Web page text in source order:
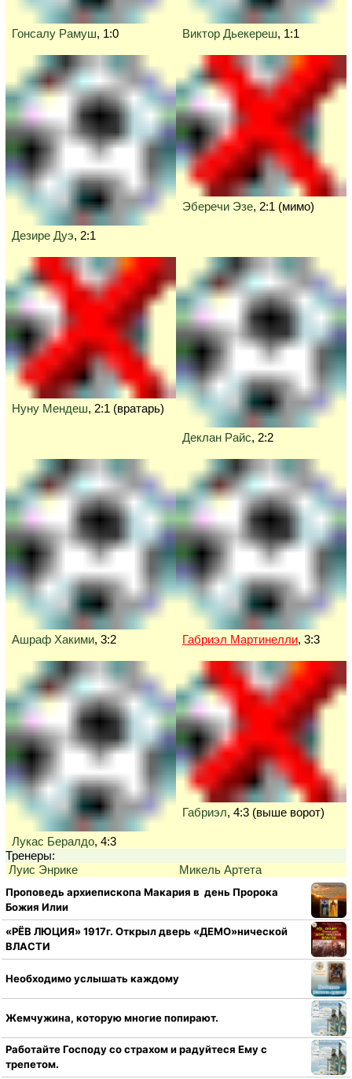
Гонсалу Рамуш, 1:0 Виктор Дьекереш, 1:1
Дезире Дуэ, 2:1
Эберечи Эзе, 2:1 (мимо)
Нуну Мендеш, 2:1 (вратарь)
Деклан Райс, 2:2
Ашраф Хакими, 3:2 Габриэл Мартинелли, 3:3
Лукас Бералдо, 4:3
Габриэл, 4:3 (выше ворот)
Тренеры:
Луис Энрике
Микель Артета
Проповедь архиепископа Макария в день Пророка
Божия Илии
«РЁВ ЛЮЦИЯ» 1917г. Открыл дверь «ДЕМО»нической
ВЛАСТИ
Необходимо услышать каждому
Жемчужина, которую многие попирают.
Работайте Господу со страхом и радуйтеся Ему с
трепетом.